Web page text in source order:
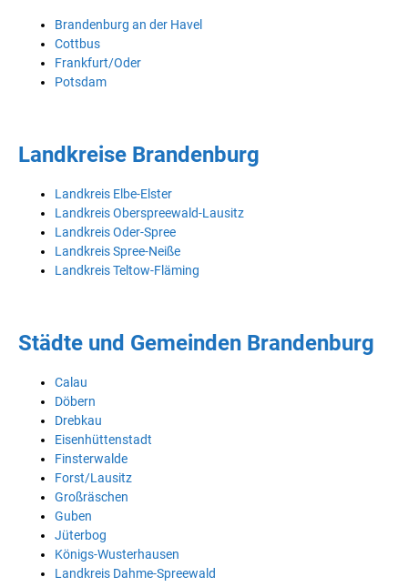
Brandenburg an der Havel
Cottbus
Frankfurt/Oder
Potsdam
Landkreise Brandenburg
Landkreis Elbe-Elster
Landkreis Oberspreewald-Lausitz
Landkreis Oder-Spree
Landkreis Spree-Neiße
Landkreis Teltow-Fläming
Städte und Gemeinden Brandenburg
Calau
Döbern
Drebkau
Eisenhüttenstadt
Finsterwalde
Forst/Lausitz
Großräschen
Guben
Jüterbog
Königs-Wusterhausen
Landkreis Dahme-Spreewald